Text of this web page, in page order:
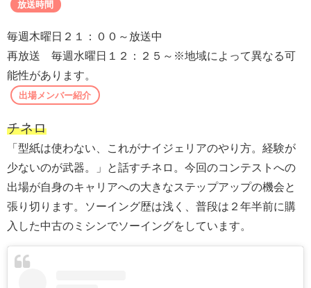
放送時間
毎週木曜日２１：００～放送中
再放送 毎週水曜日１２：２５～※地域によって異なる可
能性があります。
出場メンバー紹介
チネロ
「型紙は使わない、これがナイジェリアのやり方。経験が
少ないのが武器。」と話すチネロ。今回のコンテストへの
出場が自身のキャリアへの大きなステップアップの機会と
張り切ります。ソーイング歴は浅く、普段は２年半前に購
入した中古のミシンでソーイングをしています。